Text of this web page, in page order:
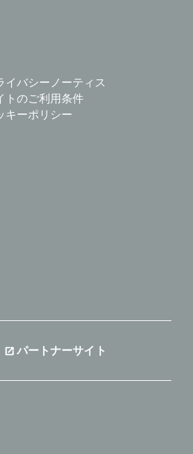
イバシーノーティス
トのご利用条件
キーポリシー
パートナーサイト